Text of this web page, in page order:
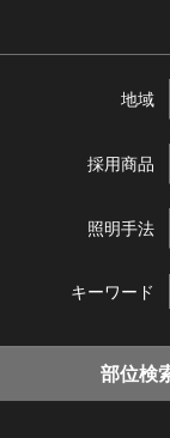
地域
採用商品
照明手法
キーワード
部位検